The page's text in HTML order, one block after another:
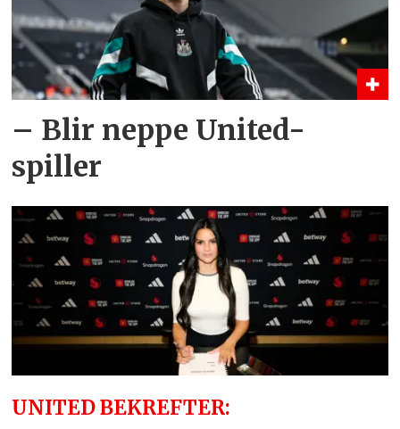
– Blir neppe United-
spiller
UNITED BEKREFTER: